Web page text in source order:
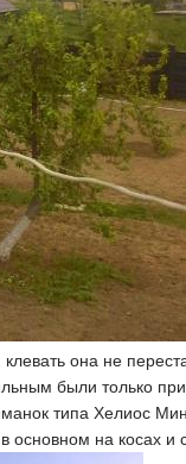
она не
были только
типа Хелиос
основном на косах и